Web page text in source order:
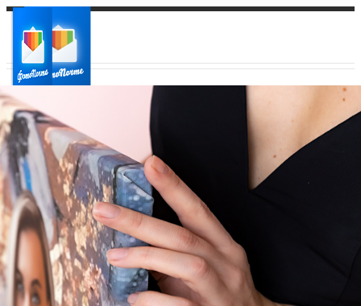
Ваш город:
Ваш регион доставки
Выберите из списка: